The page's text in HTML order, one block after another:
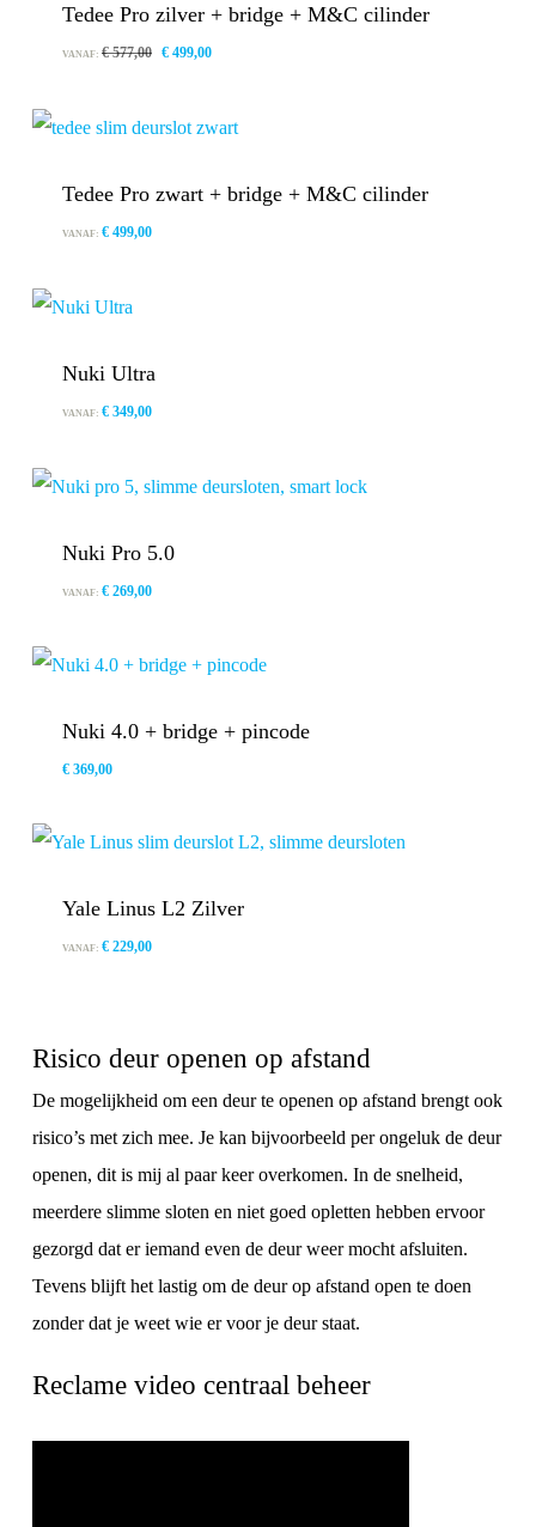
Tedee Pro zilver + bridge + M&C cilinder
VANAF: €577,00 Oorspronkelijke
€ 577,00.
€499,00Huidige
€ 499,00.
Tedee Pro zwart + bridge + M&C cilinder
VANAF: €499,00
Nuki Ultra
VANAF: €349,00
Nuki Pro 5.0
VANAF: €269,00
Nuki 4.0 + bridge + pincode
€369,00
Yale Linus L2 Zilver
VANAF: €229,00
Risico deur openen op afstand
De mogelijkheid om een deur te openen op afstand brengt ook
risico’s met zich mee. Je kan bijvoorbeeld per ongeluk de deur
openen, dit is mij al paar keer overkomen. In de snelheid,
meerdere slimme sloten en niet goed opletten hebben ervoor
gezorgd dat er iemand even de deur weer mocht afsluiten.
Tevens blijft het lastig om de deur op afstand open te doen
zonder dat je weet wie er voor je deur staat.
Reclame video centraal beheer